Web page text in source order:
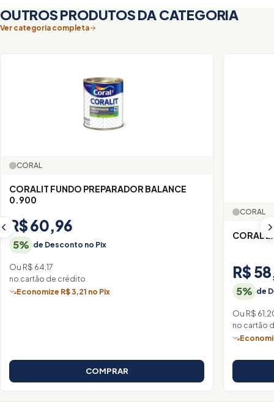
OUTROS PRODUTOS DA CATEGORIA
Ver categoria completa
CORAL
CORALIT FUNDO PREPARADOR BALANCE
0.900
R$ 60,96
5% de Desconto no Pix
Ou R$ 64,17
no cartão de crédito
Economize R$ 3,21 no Pix
COMPRAR
CORAL
CORAL
R$
5% de
Ou R$
no cartão